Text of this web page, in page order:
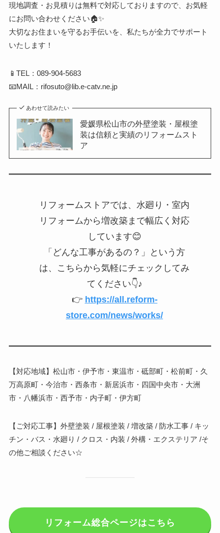
現地調査・お見積りは無料で対応しておりますので、お気軽
にお問い合わせください🏠✨
大切なお住まいを守るお手伝いを、私たちが全力でサポート
いたします！
📱TEL：089-904-5683
📧MAIL：rifosuto@lib.e-catv.ne.jp
あわせて読みたい
愛媛県松山市の外壁塗装・屋根塗
装は信頼と実績のリフォームスト
ア
リフォームストアでは、水廻り・室内
リフォームから増改築まで幅広く対応
しています😊
「どんな工事があるの？」という方
は、こちらから気軽にチェックしてみ
てください👇♪
👉 https://all.reform-
store.com/news/works/
【対応地域】松山市・伊予市・東温市・砥部町・松前町・久
万高原町・今治市・西条市・新居浜市・四国中央市・大洲
市・八幡浜市・西予市・内子町・伊方町
【ご対応工事】外壁塗装 / 屋根塗装 / 増改築 / 防水工事 / キッ
チン・バス・水廻り / クロス・内装 / 外構・エクステリア /そ
の他ご相談ください☆
リフォーム総合ページはこちら